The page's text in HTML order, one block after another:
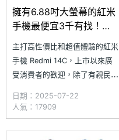
擁有6.88吋大螢幕的紅米
手機最便宜3千有找！
Redmi 14C通路最低價格
一次看(2025.7)
主打高性價比和超值體驗的紅米
手機 Redmi 14C，上市以來廣
受消費者的歡迎，除了有親民的
格，其中 6.88 吋大螢幕、
5,160mAh 大電池與獨立三卡槽
設計，更是買來追劇、滑社群媒
日期：2025-07-22
人氣：17909